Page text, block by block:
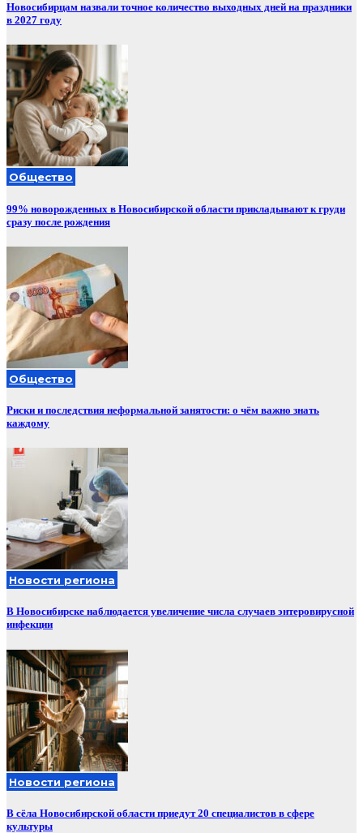
Новосибирцам назвали точное количество выходных дней на праздники
в 2027 году
Общество
99% новорожденных в Новосибирской области прикладывают к груди
сразу после рождения
Общество
Риски и последствия неформальной занятости: о чём важно знать
каждому
Новости региона
В Новосибирске наблюдается увеличение числа случаев энтеровирусной
инфекции
Новости региона
В сёла Новосибирской области приедут 20 специалистов в сфере
культуры